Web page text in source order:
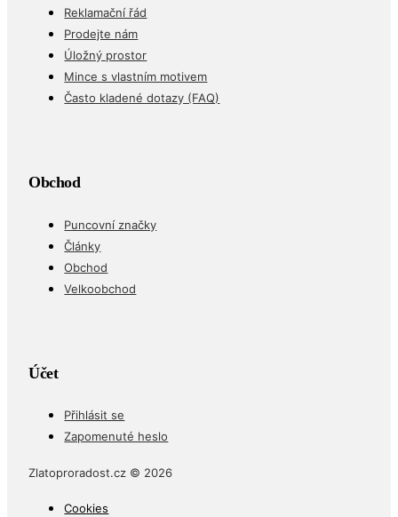
Reklamační řád
Prodejte nám
Úložný prostor
Mince s vlastním motivem
Často kladené dotazy (FAQ)
Obchod
Puncovní značky
Články
Obchod
Velkoobchod
Účet
Přihlásit se
Zapomenuté heslo
Zlatoproradost.cz © 2026
Cookies